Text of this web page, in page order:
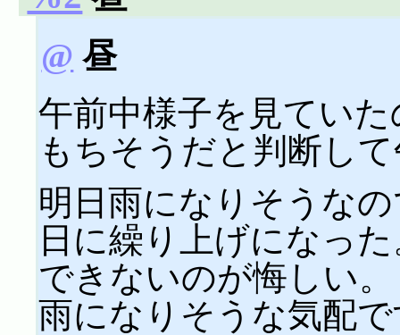
@ 昼
午前中様子を見てい
もちそうだと判断し
明日雨になりそうな
日に繰り上げになっ
できないのが悔しい
雨になりそうな気配